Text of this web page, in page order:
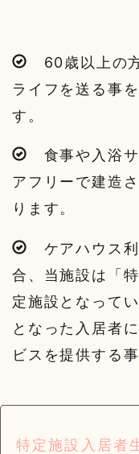
60歳以上の
ライフを送る事
す。
食事や入浴サ
アフリーで建造
ります。
ケアハウス利
合、当施設は「
定施設となって
となった入居者
ビスを提供する
特定施設入居者